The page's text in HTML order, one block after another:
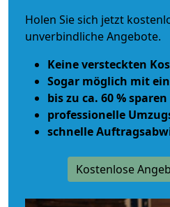
Holen Sie sich jetzt
unverbindliche Angebote.
Keine versteckten
Sogar möglich mit
bis zu ca. 60 % sparen
professionelle
schnelle
Kostenlose